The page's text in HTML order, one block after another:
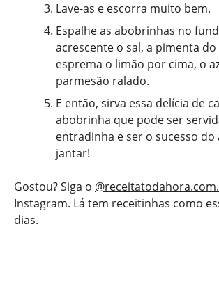
Lave-as e escorra muito bem.
Espalhe as abobrinhas no
acrescente o sal, a pimenta
esprema o limão por cima, o
parmesão ralado.
E então, sirva essa delícia de
abobrinha que pode ser
entradinha e ser o sucesso do
jantar!
Gostou? Siga o
Instagram. Lá tem receitinhas como
dias.